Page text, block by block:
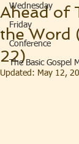
Wednesday
Friday
Conference
The Basic Gospel
Ahead of
the Word
22)
Updated: May 12,